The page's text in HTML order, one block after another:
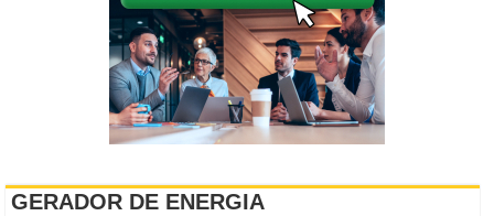
GERADOR DE ENERGIA